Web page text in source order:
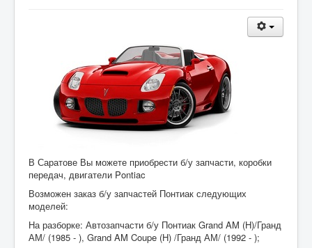
В Саратове Вы можете приобрести б/у запчасти, коробки
передач, двигатели Pontiac
Возможен заказ б/у запчастей Понтиак следующих
моделей:
На разборке: Автозапчасти б/у Понтиак Grand AM (H)/Гранд
АМ/ (1985 - ), Grand AM Coupe (H) /Гранд АМ/ (1992 - );